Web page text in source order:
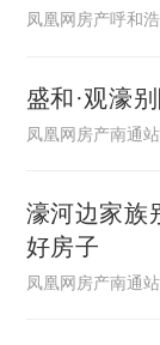
凤凰网房产呼和
盛和·观濠
凤凰网房产南通站
濠河边家族
好房子
凤凰网房产南通站